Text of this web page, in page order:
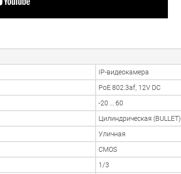
IP-видеокамера
PoE 802.3af, 12V DC
-20 ... 60
Цилиндрическая (BULLET)
Уличная
CMOS
1/3